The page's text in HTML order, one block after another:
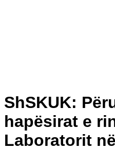
ShSKUK:
hapësirat e
Laboratorit